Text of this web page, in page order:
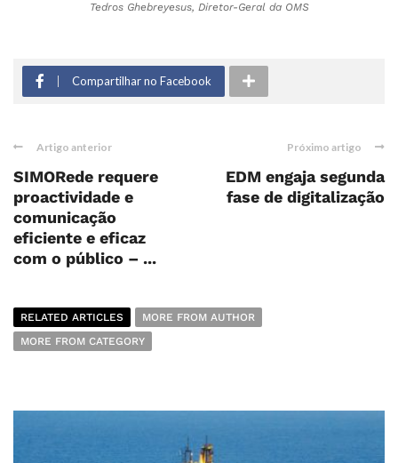
Tedros Ghebreyesus, Diretor-Geral da OMS
Compartilhar no Facebook
Artigo anterior
SIMORede requere
proactividade e
comunicação
eficiente e eficaz
com o público – ...
Próximo artigo
EDM engaja segunda
fase de digitalização
RELATED ARTICLES
MORE FROM AUTHOR
MORE FROM CATEGORY